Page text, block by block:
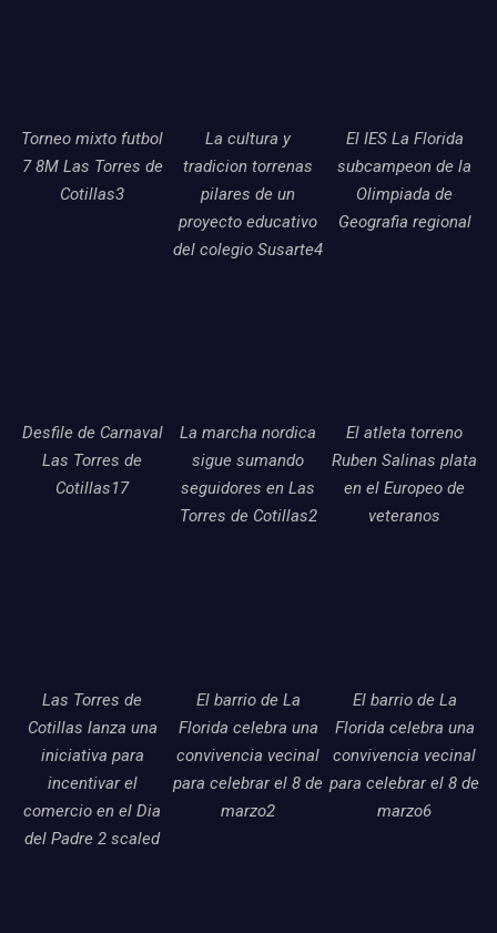
Torneo mixto futbol
7 8M Las Torres de
Cotillas3
La cultura y
tradicion torrenas
pilares de un
proyecto educativo
del colegio Susarte4
El IES La Florida
subcampeon de la
Olimpiada de
Geografia regional
Desfile de Carnaval
Las Torres de
Cotillas17
La marcha nordica
sigue sumando
seguidores en Las
Torres de Cotillas2
El atleta torreno
Ruben Salinas plata
en el Europeo de
veteranos
Las Torres de
Cotillas lanza una
iniciativa para
incentivar el
comercio en el Dia
del Padre 2 scaled
El barrio de La
Florida celebra una
convivencia vecinal
para celebrar el 8 de
marzo2
El barrio de La
Florida celebra una
convivencia vecinal
para celebrar el 8 de
marzo6